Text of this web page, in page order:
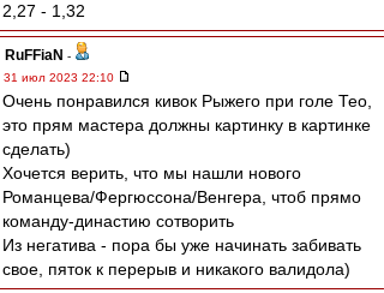
2,27 - 1,32
RuFFiaN -
31 июл 2023 22:10
Очень понравился кивок Рыжего при голе Тео,
это прям мастера должны картинку в картинке
сделать)
Хочется верить, что мы нашли нового
Романцева/Фергюссона/Венгера, чтоб прямо
команду-династию сотворить
Из негатива - пора бы уже начинать забивать
свое, пяток к перерыв и никакого валидола)